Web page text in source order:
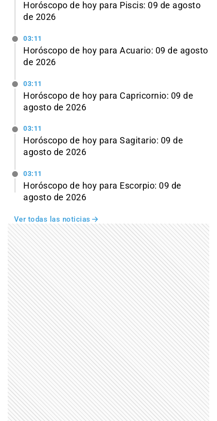
Horóscopo de hoy para Piscis: 09 de agosto
de 2026
03:11
Horóscopo de hoy para Acuario: 09 de agosto
de 2026
03:11
Horóscopo de hoy para Capricornio: 09 de
agosto de 2026
03:11
Horóscopo de hoy para Sagitario: 09 de
agosto de 2026
03:11
Horóscopo de hoy para Escorpio: 09 de
agosto de 2026
Ver todas las noticias